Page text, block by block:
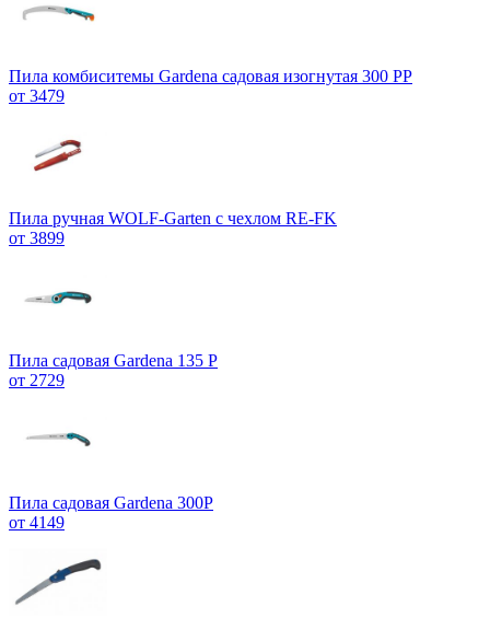
Пила комбиситемы Gardena садовая изогнутая 300 PP
от 3479
Пила ручная WOLF-Garten с чехлом RE-FK
от 3899
Пила садовая Gardena 135 P
от 2729
Пила садовая Gardena 300P
от 4149